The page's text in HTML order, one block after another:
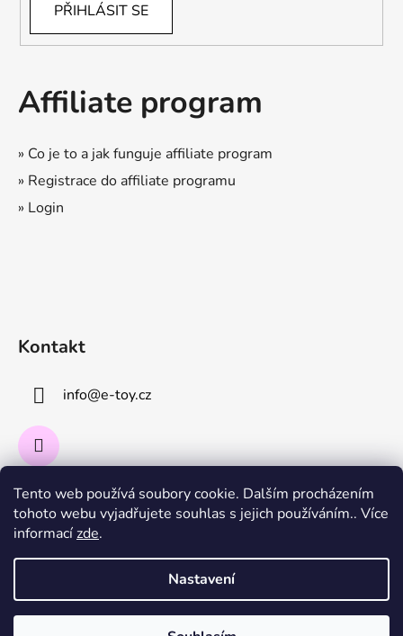
Tento web používá soubory cookie. Dalším procházením
tohoto webu vyjadřujete souhlas s jejich používáním.. Více
informacízde.
Nastavení
PŘIHLÁSIT SE
Affiliate program
» Co je to a jak funguje affiliate program
» Registrace do affiliate programu
» Login
Kontakt
info@e-toy.cz
Instagram
Sledovat na Instagramu